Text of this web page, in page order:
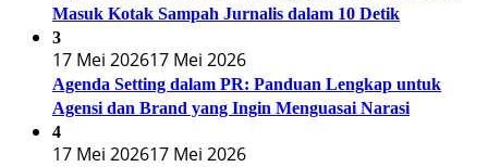
Masuk Kotak Sampah Jurnalis dalam 10 Detik
3
17 Mei 202617 Mei 2026
Agenda Setting dalam PR: Panduan Lengkap untuk
Agensi dan Brand yang Ingin Menguasai Narasi
4
17 Mei 202617 Mei 2026